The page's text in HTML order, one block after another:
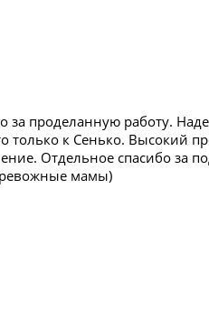
проделанную работу.
только к Сенько. Высокий
Отдельное спасибо за
мамы)